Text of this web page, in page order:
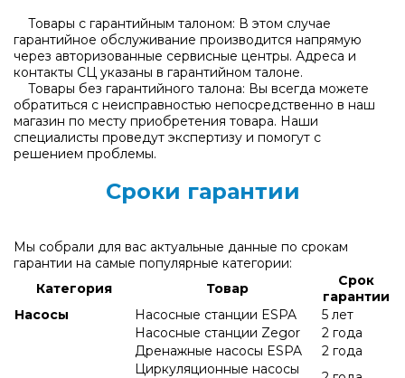
Товары с гарантийным талоном: В этом случае
гарантийное обслуживание производится напрямую
через авторизованные сервисные центры. Адреса и
контакты СЦ указаны в гарантийном талоне.
Товары без гарантийного талона: Вы всегда можете
обратиться с неисправностью непосредственно в наш
магазин по месту приобретения товара. Наши
специалисты проведут экспертизу и помогут с
решением проблемы.
Сроки гарантии
Мы собрали для вас актуальные данные по срокам
гарантии на самые популярные категории:
Категория
Товар
Срок
гарантии
Насосы
Насосные станции ESPA
5 лет
Насосные станции Zegor
2 года
Дренажные насосы ESPA
2 года
Циркуляционные насосы